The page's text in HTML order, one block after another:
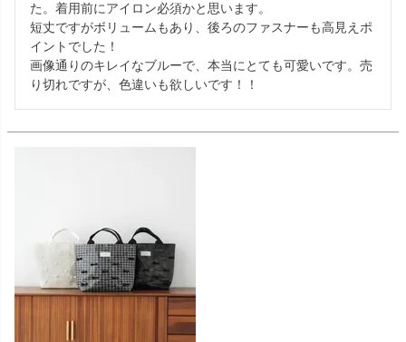
た。着用前にアイロン必須かと思います。
短丈ですがボリュームもあり、後ろのファスナーも高見えポ
イントでした！
画像通りのキレイなブルーで、本当にとても可愛いです。売
り切れですが、色違いも欲しいです！！